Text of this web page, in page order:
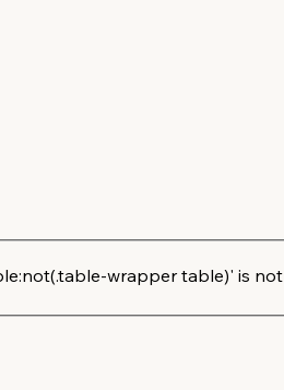
wrapper table)' is